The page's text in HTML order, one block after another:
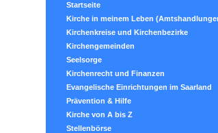
Startseite
Kirche in meinem Leben
Kirchenkreise und Kirchenbezirke
Kirchengemeinden
Seelsorge
Kirchenrecht und Finanzen
Evangelische Einrichtungen im Saarland
Prävention & Hilfe
Kirche von A bis Z
Stellenbörse